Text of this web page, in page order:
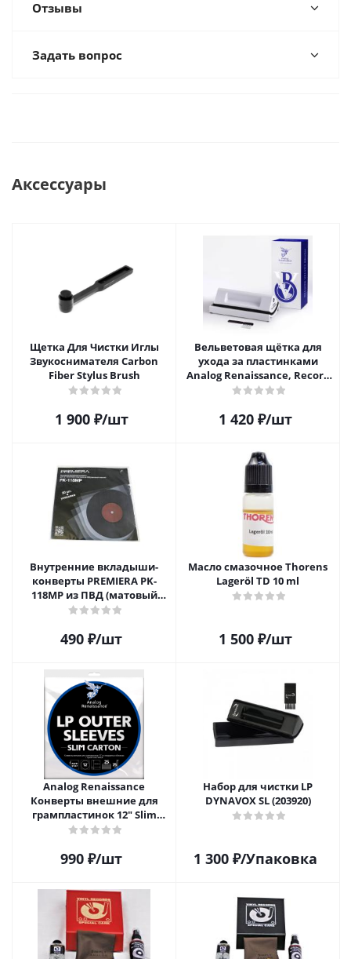
Отзывы
Задать вопрос
Аксессуары
Щетка Для Чистки Иглы
Звукоснимателя Carbon
Fiber Stylus Brush
1 900₽/шт
Вельветовая щётка для
ухода за пластинками
Analog Renaissance, Record
Velvet Brush, AR-7152, White
1 420₽/шт
Внутренние вкладыши-
конверты PREMIERA PK-
118MP из ПВД (матовый
пластик) для 12" виниловых
490 ₽/шт
Масло смазочное Thorens
Lageröl TD 10 ml
1 500₽/шт
Analog Renaissance
Конверты внешние для
грампластинок 12" Slim
Carton (25 шт)
990 ₽/шт
Набор для чистки LP
DYNAVOX SL (203920)
1 300₽/Упаковка